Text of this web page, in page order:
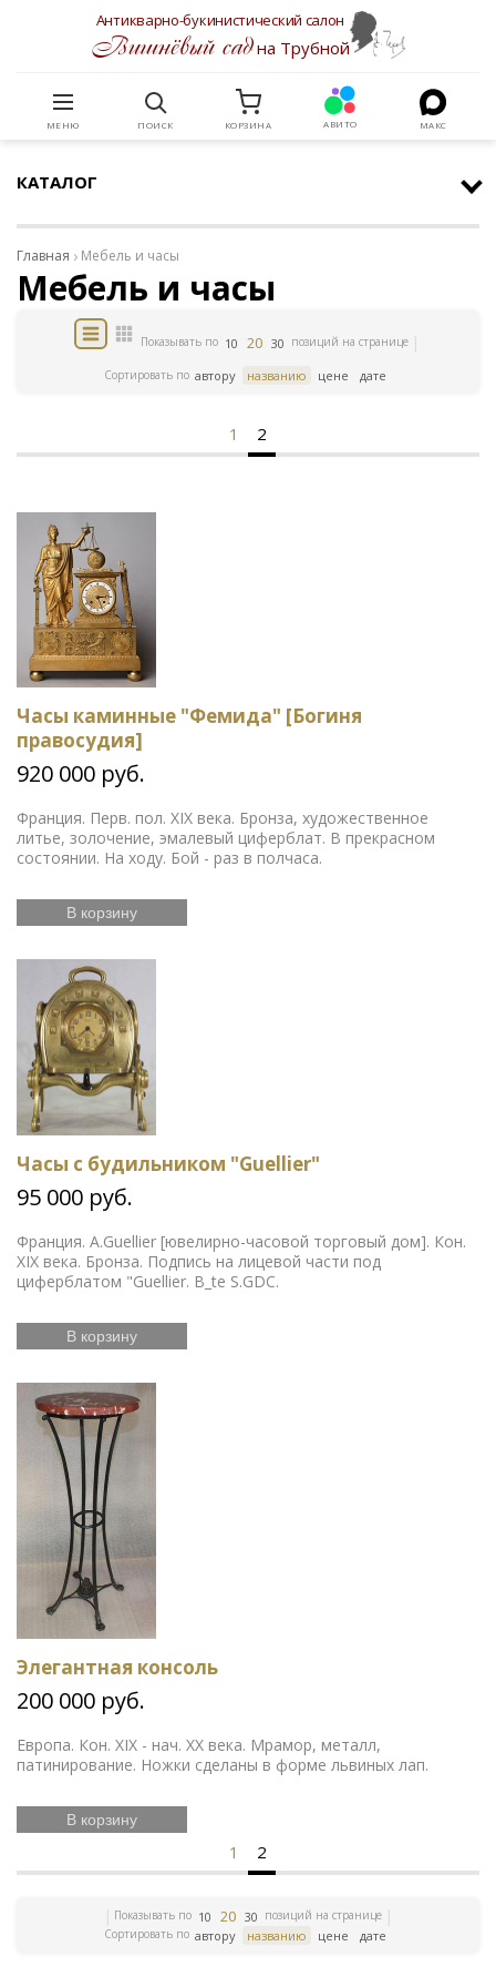
Антикварно-букинистический салон
Вишнёвый садна Трубной
МЕНЮ ПОИСК КОРЗИНА АВИТО МАКС
КАТАЛОГ
Главная Мебель и часы
Мебель и часы
Показывать по 10 20 30 позиций на странице
Сортировать по автору названию цене дате
1 2
Часы каминные "Фемида" [Богиня
правосудия]
920 000 руб.
Франция. Перв. пол. XIX века. Бронза, художественное
литье, золочение, эмалевый циферблат. В прекрасном
состоянии. На ходу. Бой - раз в полчаса.
В корзину
Часы с будильником "Guellier"
95 000 руб.
Франция. A.Guellier [ювелирно-часовой торговый дом]. Кон.
XIX века. Бронза. Подпись на лицевой части под
циферблатом "Guellier. B_te S.GDC.
В корзину
Элегантная консоль
200 000 руб.
Европа. Кон. XIX - нач. ХХ века. Мрамор, металл,
патинирование. Ножки сделаны в форме львиных лап.
В корзину
1 2
Показывать по 10 20 30 позиций на странице
Сортировать по автору названию цене дате